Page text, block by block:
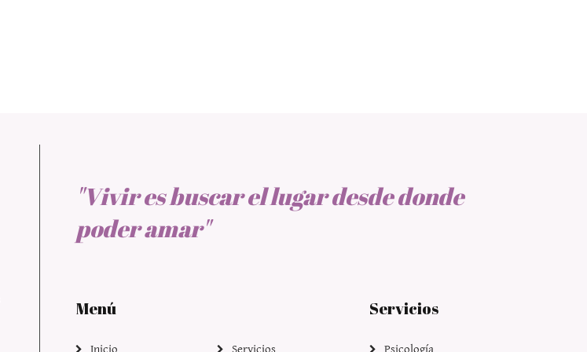
"Vivir es buscar el lugar desde donde
poder amar"
Menú
Inicio Servicios
Servicios
Psicología